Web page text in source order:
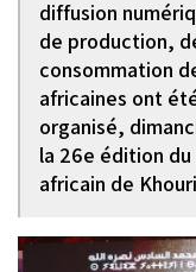
diffusion
de production,
consommation
africaines ont
organisé,
la 26e édition
africain de